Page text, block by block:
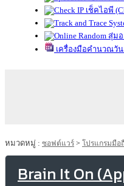
เช็คไอพี
สุ่ม
เครื่องมือคำนวณวั
หมวดหมู่ : ซอฟต์แวร์ > โปรแกรมมือ
Brain It On